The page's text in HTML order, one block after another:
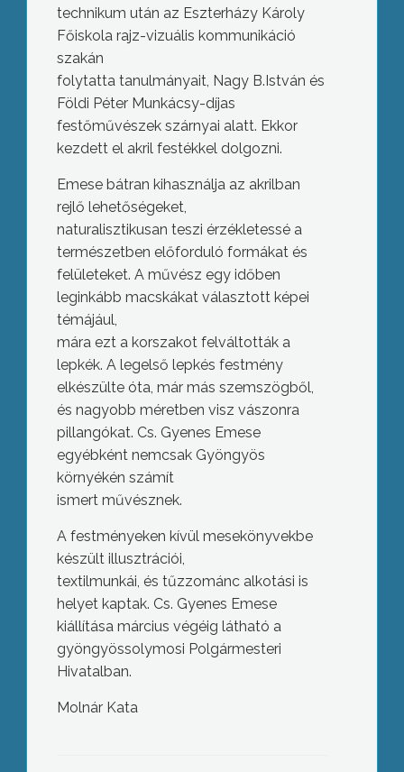
technikum után az Eszterházy Károly
Főiskola rajz-vizuális kommunikáció
szakán
folytatta tanulmányait, Nagy B.István és
Földi Péter Munkácsy-díjas
festőművészek szárnyai alatt. Ekkor
kezdett el akril festékkel dolgozni.
Emese bátran kihasználja az akrilban
rejlő lehetőségeket,
naturalisztikusan teszi érzékletessé a
természetben előforduló formákat és
felületeket. A művész egy időben
leginkább macskákat választott képei
témájául,
mára ezt a korszakot felváltották a
lepkék. A legelső lepkés festmény
elkészülte óta, már más szemszögből,
és nagyobb méretben visz vászonra
pillangókat. Cs. Gyenes Emese
egyébként nemcsak Gyöngyös
környékén számít
ismert művésznek.
A festményeken kívül mesekönyvekbe
készült illusztrációi,
textilmunkái, és tűzzománc alkotási is
helyet kaptak. Cs. Gyenes Emese
kiállítása március végéig látható a
gyöngyössolymosi Polgármesteri
Hivatalban.
Molnár Kata